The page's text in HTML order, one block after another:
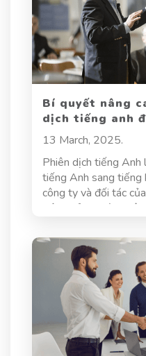
nguyên tắc và quy
thuật Hoa Sen
để tối ưu hóa quá
chính, giúp doanh
kinh tế toàn cầu.
Bí quyết nâng
dịch tiếng anh
13 March, 2025.
Phiên dịch tiếng Anh
tiếng Anh sang tiếng
công ty và đối tác
hiệu quả. Người
còn cả ý nghĩa và
một công việc đầy
phiên dịch phải có
chắc, am hiểu văn
logic và sáng tạo.
kỹ năng phiên dịch
và chinh phục những